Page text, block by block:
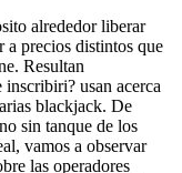
alrededor liberar
a precios distintos que
Resultan
usan acerca
blackjack. De
sin tanque de los
vamos a observar
las operadores